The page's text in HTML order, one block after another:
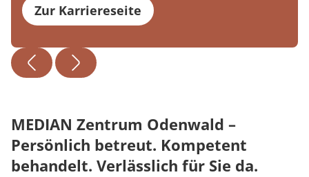
Zur Karriereseite
MEDIAN Zentrum Odenwald –
Persönlich betreut. Kompetent
behandelt. Verlässlich für Sie da.